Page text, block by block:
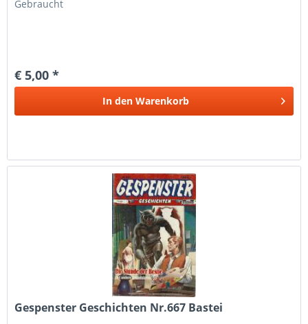
Gebraucht
€ 5,00 *
In den Warenkorb
Gespenster Geschichten Nr.667 Bastei